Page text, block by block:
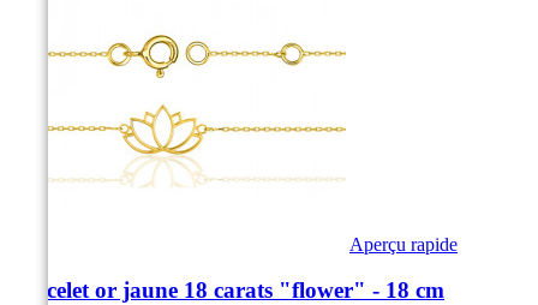
Aperçu rapide
Bracelet or jaune 18 carats "flower" - 18 cm